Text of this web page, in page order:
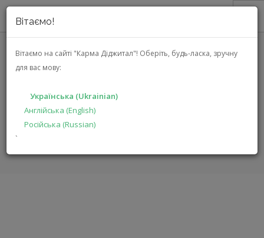
Вітаємо!
Вітаємо на сайті "Карма Діджитал"! Оберіть, будь-ласка, зручну
для вас мову:
Українська (Ukrainian)
Англійська (English)
Російська (Russian)
`
ПРО НАС
АКЦІЇ
РІШЕННЯ
ВИРОБНИКАМ
BLACK/GOLD)
ГОЛОВНА КАТАЛОГ